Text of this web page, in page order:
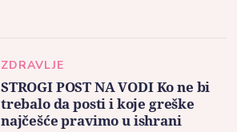
ZDRAVLJE
STROGI POST NA VODI Ko ne bi
trebalo da posti i koje greške
najčešće pravimo u ishrani